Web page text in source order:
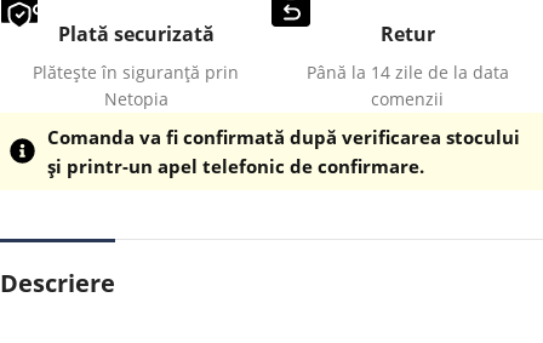
Plată securizată
Plătește în siguranță prin
Netopia
Retur
Până la 14 zile de la data
comenzii
Comanda va fi confirmată după verificarea stocului
și printr-un apel telefonic de confirmare.
Descriere